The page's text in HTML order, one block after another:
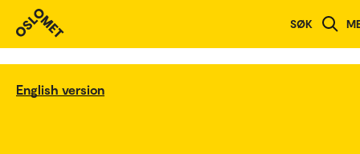
SØK
English version